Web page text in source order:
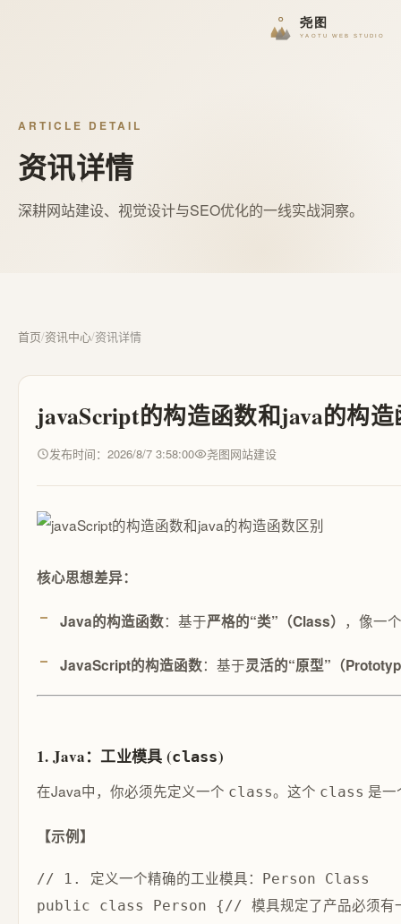
ARTICLE DETAIL
资讯详情
深耕网站建设、视觉设计与SEO优化的一线实战洞察。
首页/资讯中心/资讯详情
javaScript的构造函数和java的构
发布时间：2026/8/7 3:58:00 尧图网站建设
核心思想差异：
Java的构造函数：基于严格的“类”（Class） ，像一个
JavaScript的构造函数：基于灵活的“原型”（
1. Java：工业模具 (class)
在Java中，你必须先定义一个 class。这个 class 是一
【示例】
public class Person {// 模具规定了产品必须有